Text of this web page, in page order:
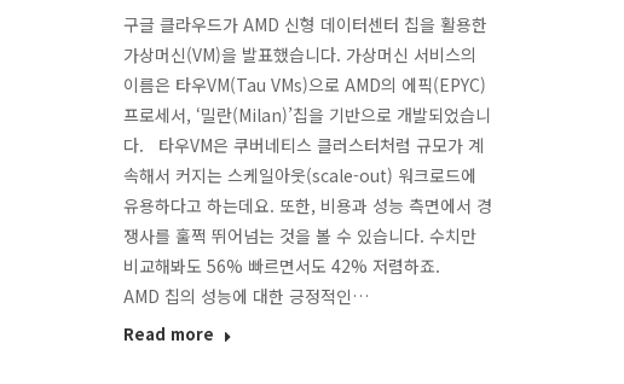
구글 클라우드가 AMD 신형 데이터센터 칩을 활용한
가상머신(VM)을 발표했습니다. 가상머신 서비스의
이름은 타우VM(Tau VMs)으로 AMD의 에픽(EPYC)
프로세서, ‘밀란(Milan)’칩을 기반으로 개발되었습니
다. 타우VM은 쿠버네티스 클러스터처럼 규모가 계
속해서 커지는 스케일아웃(scale-out) 워크로드에
유용하다고 하는데요. 또한, 비용과 성능 측면에서 경
쟁사를 훌쩍 뛰어넘는 것을 볼 수 있습니다. 수치만
비교해봐도 56% 빠르면서도 42% 저렴하죠.
AMD 칩의 성능에 대한 긍정적인…
Read more